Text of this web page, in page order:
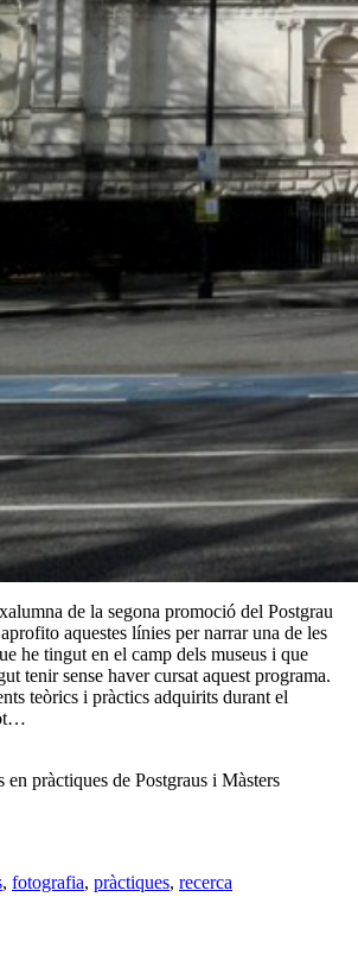
de la segona promoció del Postgrau
aquestes línies per narrar una de les
he tingut en el camp dels museus i que
tenir sense haver cursat aquest programa.
teòrics i pràctics adquirits durant el
en pràctiques de Postgraus i Màsters
, fotografia, pràctiques, recerca